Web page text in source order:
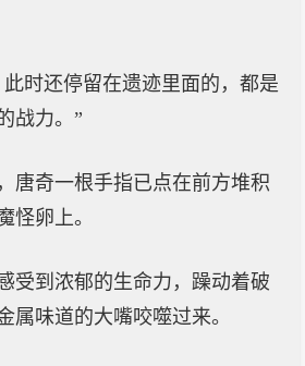
时还停留在遗迹里面的，都是
战力。”
唐奇一根手指已点在前方堆积
怪卵上。
受到浓郁的生命力，躁动着破
属味道的大嘴咬噬过来。